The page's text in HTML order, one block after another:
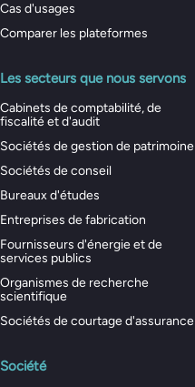
Cas d'usages
Comparer les plateformes
Les secteurs que nous servons
Cabinets de comptabilité, de
fiscalité et d'audit
Sociétés de gestion de patrimoine
Sociétés de conseil
Bureaux d'études
Entreprises de fabrication
Fournisseurs d'énergie et de
services publics
Organismes de recherche
scientifique
Sociétés de courtage d'assurance
Société